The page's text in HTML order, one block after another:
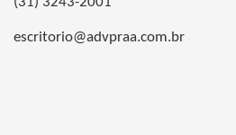
escritorio@advpraa.com.br